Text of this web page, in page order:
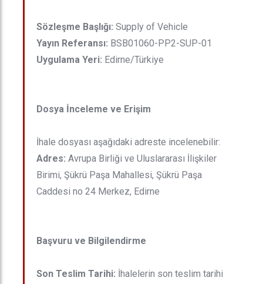
Sözleşme Başlığı: Supply of Vehicle
Yayın Referansı: BSB01060-PP2-SUP-01
Uygulama Yeri: Edirne/Türkiye
Dosya İnceleme ve Erişim
İhale dosyası aşağıdaki adreste incelenebilir:
Adres: Avrupa Birliği ve Uluslararası İlişkiler
Birimi, Şükrü Paşa Mahallesi, Şükrü Paşa
Caddesi no 24 Merkez, Edirne
Başvuru ve Bilgilendirme
Son Teslim Tarihi: İhalelerin son teslim tarihi